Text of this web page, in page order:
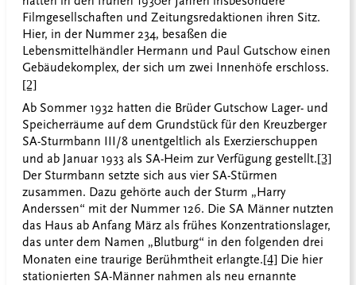
Filmgesellschaften und Zeitungsredaktionen ihren Sitz.
Hier, in der Nummer 234, besaßen die
Lebensmittelhändler Hermann und Paul Gutschow einen
Gebäudekomplex, der sich um zwei Innenhöfe erschloss.
[2]
Ab Sommer 1932 hatten die Brüder Gutschow Lager- und
Speicherräume auf dem Grundstück für den Kreuzberger
SA-Sturmbann III/8 unentgeltlich als Exerzierschuppen
und ab Januar 1933 als SA-Heim zur Verfügung gestellt.[3]
Der Sturmbann setzte sich aus vier SA-Stürmen
zusammen. Dazu gehörte auch der Sturm „Harry
Anderssen“ mit der Nummer 126. Die SA Männer nutzten
das Haus ab Anfang März als frühes Konzentrationslager,
das unter dem Namen „Blutburg“ in den folgenden drei
Monaten eine traurige Berühmtheit erlangte.[4] Die hier
stationierten SA-Männer nahmen als neu ernannte